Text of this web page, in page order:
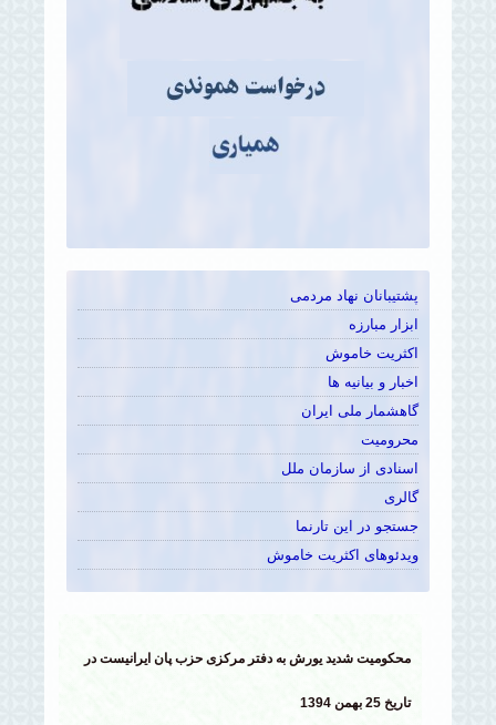
پشتیبانان نهاد مردمی
ابزار مبارزه
اکثریت خاموش
اخبار و بیانیه ها
گاهشمار ملی ایران
محرومیت
اسنادی از سازمان ملل
گالری
جستجو در این تارنما
ویدئوهای اکثریت خاموش
محکومیت شدید یورش به دفتر مرکزی حزب پان ایرانیست در
تاریخ 25 بهمن 1394